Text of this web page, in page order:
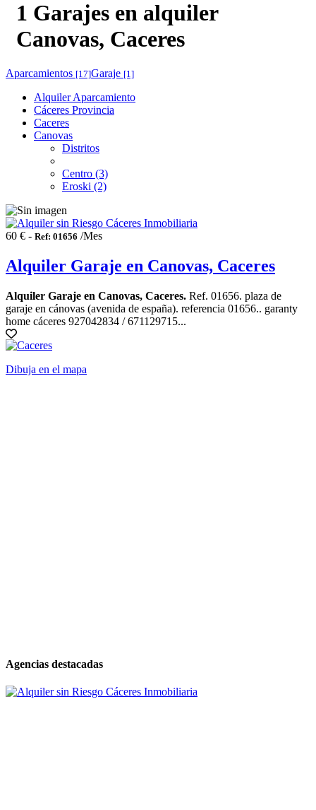
1 Garajes en alquiler
Canovas, Caceres
Aparcamientos [17]Garaje [1]
Alquiler Aparcamiento
Cáceres Provincia
Caceres
Canovas
Distritos
Centro (3)
Eroski (2)
60 € - Ref: 01656 /Mes
Alquiler Garaje en Canovas, Caceres
Alquiler Garaje en Canovas, Caceres. Ref. 01656. plaza de
garaje en cánovas (avenida de españa). referencia 01656.. garanty
home cáceres 927042834 / 671129715...
Dibuja en el mapa
Agencias destacadas